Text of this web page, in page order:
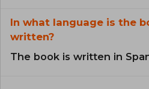
In what language is the
written?
The book is written in